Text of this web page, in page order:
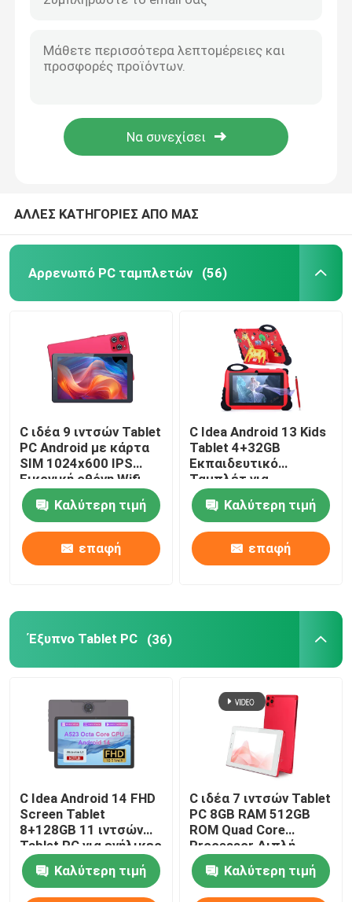
Αρρενωπό PC ταμπλετών
Ταμπλέτες με οθόνη αφής
8 ιντσών Tablet PC
9 ιντσών Tablet PC
10 ιντσών Tablet PC
11 ιντσών Tablet PC
14 ιντσών Tablet PC
ΑΛΛΕΣ ΚΑΤΗΓΟΡΙΕΣ ΑΠΟ ΜΑΣ
Αρρενωπό PC ταμπλετών (56)
C ιδέα 9 ιντσών Tablet
PC Android με κάρτα
SIM 1024x600 IPS
Εικονική οθόνη Wifi
GPS για εφήβους
Σπουδαστής CM915
Καλύτερη τιμή
επαφή
C Idea Android 13 Kids
Tablet 4+32GB
Εκπαιδευτικό
Ταμπλέτ για
Φοιτητές Διπλή
κάμερα CM92
Καλύτερη τιμή
επαφή
Έξυπνο Tablet PC (36)
C Idea Android 14 FHD
Screen Tablet
8+128GB 11 ιντσών
Tablet PC για ενήλικες
εφήβους P1300
Καλύτερη τιμή
C ιδέα 7 ιντσών Tablet
PC 8GB RAM 512GB
ROM Quad Core
Processor Διπλή
κάμερα WiFi / BT για
εφήβους με θήκη
CM513 (κόκκινο)
Καλύτερη τιμή